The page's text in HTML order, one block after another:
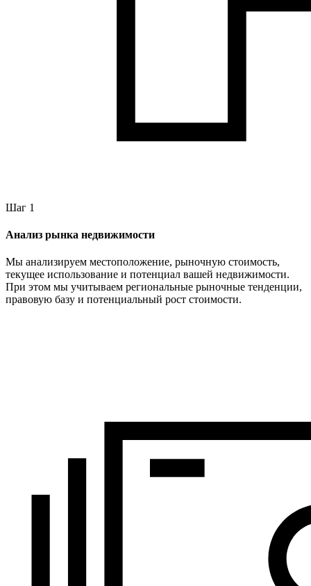
Шаг 1
Анализ рынка недвижимости
Мы анализируем местоположение, рыночную стоимость,
текущее использование и потенциал вашей недвижимости.
При этом мы учитываем региональные рыночные тенденции,
правовую базу и потенциальный рост стоимости.